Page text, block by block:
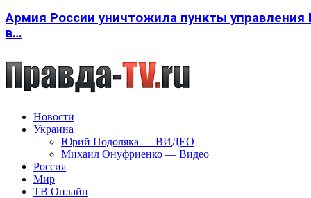
Армия России уничтожила пункты
в…
Новости
Украина
Юрий Подоляка — ВИДЕО
Михаил Онуфриенко — Видео
Россия
Мир
ТВ Онлайн